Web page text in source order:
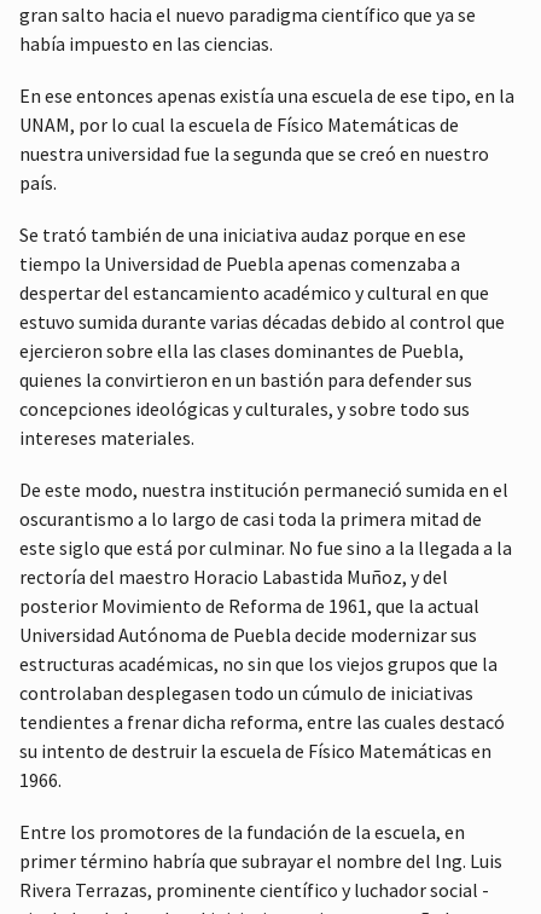
gran salto hacia el nuevo paradigma científico que ya se
había impuesto en las ciencias.
En ese entonces apenas existía una escuela de ese tipo, en la
UNAM, por lo cual la escuela de Físico Matemáticas de
nuestra universidad fue la segunda que se creó en nuestro
país.
Se trató también de una iniciativa audaz porque en ese
tiempo la Universidad de Puebla apenas comenzaba a
despertar del estancamiento académico y cultural en que
estuvo sumida durante varias décadas debido al control que
ejercieron sobre ella las clases dominantes de Puebla,
quienes la convirtieron en un bastión para defender sus
concepciones ideológicas y culturales, y sobre todo sus
intereses materiales.
De este modo, nuestra institución permaneció sumida en el
oscurantismo a lo largo de casi toda la primera mitad de
este siglo que está por culminar. No fue sino a la llegada a la
rectoría del maestro Horacio Labastida Muñoz, y del
posterior Movimiento de Reforma de 1961, que la actual
Universidad Autónoma de Puebla decide modernizar sus
estructuras académicas, no sin que los viejos grupos que la
controlaban desplegasen todo un cúmulo de iniciativas
tendientes a frenar dicha reforma, entre las cuales destacó
su intento de destruir la escuela de Físico Matemáticas en
1966.
Entre los promotores de la fundación de la escuela, en
primer término habría que subrayar el nombre del lng. Luis
Rivera Terrazas, prominente científico y luchador social -